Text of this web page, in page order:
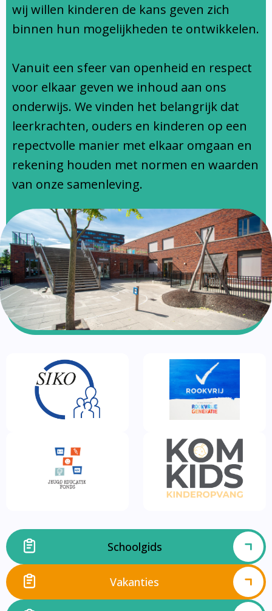
Ondersteuningsprofiel
wij willen kinderen de kans geven zich
binnen hun mogelijkheden te ontwikkelen.
Vanuit een sfeer van openheid en respect
voor elkaar geven we inhoud aan ons
onderwijs. We vinden het belangrijk dat
leerkrachten, ouders en kinderen op een
repectvolle manier met elkaar omgaan en
rekening houden met normen en waarden
van onze samenleving.
Schoolgids
Vakanties